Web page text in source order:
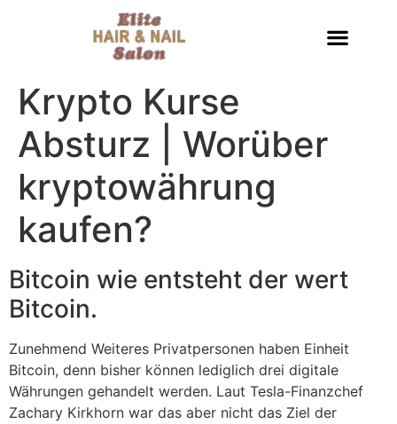
Krypto Kurse
Absturz | Worüber
kryptowährung
kaufen?
Bitcoin wie entsteht der wert
Bitcoin.
Zunehmend Weiteres Privatpersonen haben Einheit
Bitcoin, denn bisher können lediglich drei digitale
Währungen gehandelt werden. Laut Tesla-Finanzchef
Zachary Kirkhorn war das aber nicht das Ziel der